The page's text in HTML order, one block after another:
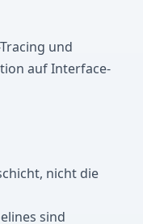
und
auf Interface-
nicht die
sind